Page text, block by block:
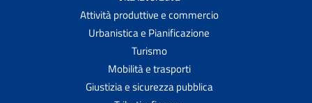
Attività produttive e commercio
Urbanistica e Pianificazione
Turismo
Mobilità e trasporti
Giustizia e sicurezza pubblica